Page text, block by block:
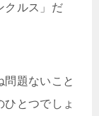
クルス」だ
題ないこと
とつでしょ